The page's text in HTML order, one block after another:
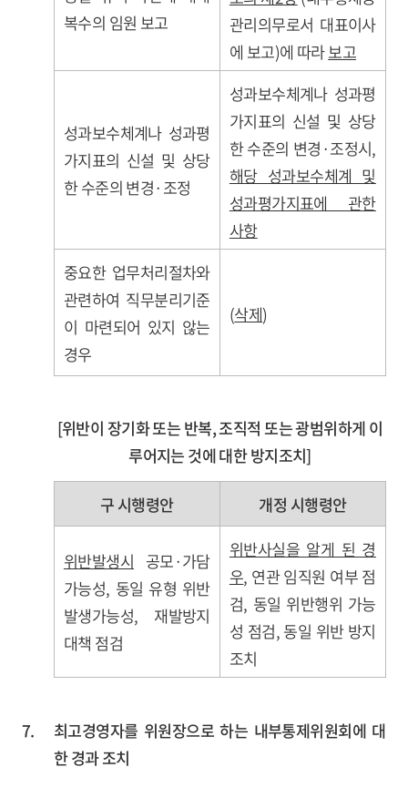
복수의 임원 보고
관리의무로서 대표이사
에 보고)에 따라보고
성과보수체계나 성과평
가지표의 신설 및 상당
한 수준의 변경·조정
성과보수체계나 성과평
가지표의 신설 및 상당
한 수준의 변경·조정시,
해당 성과보수체계 및
성과평가지표에 관한
사항
중요한 업무처리절차와
관련하여 직무분리기준
이 마련되어 있지 않는
경우
(삭제)
[위반이 장기화 또는 반복, 조직적 또는 광범위하게 이
루어지는 것에 대한 방지조치]
구 시행령안 개정 시행령안
위반발생시 공모·가담
가능성, 동일 유형 위반
발생가능성, 재발방지
대책 점검
위반사실을 알게 된 경
우, 연관 임직원 여부 점
검, 동일 위반행위 가능
성 점검, 동일 위반 방지
조치
7.
최고경영자를 위원장으로 하는 내부통제위원회에 대
한 경과 조치